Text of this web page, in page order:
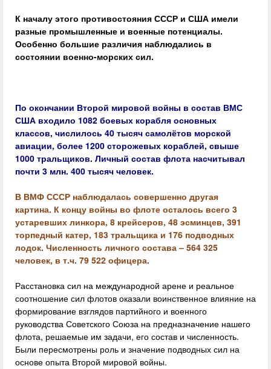
К началу этого противостояния СССР и США имели
разные промышленные и военные потенциалы.
Особенно большие различия наблюдались в
состоянии военно-морских сил.
По окончании Второй мировой войны в состав ВМС
США входило 1082 боевых корабля основных
классов, числилось 40 тысяч самолётов морской
авиации, более 1200 сторожевых кораблей, свыше
1000 тральщиков. Личный состав флота насчитывал
почти 3 млн. 400 тысяч человек.
В ВМФ СССР наблюдалась совершенно другая
картина. К концу войны во флоте осталось всего 3
устаревших линкора, 8 крейсеров, 48 эсминцев, 391
торпедный катер, 183 тральщика и 176 подводных
лодок. Численность личного состава – 564 325
человек, в т.ч. 79 522 офицера.
Расстановка сил на международной арене и реальное
соотношение сил флотов оказали воинственное влияние на
формирование взглядов партийного и военного
руководства Советского Союза на предназначение нашего
флота, решаемые им задачи, его состав и численность.
Были пересмотрены роль и значение подводных сил на
основе опыта Второй мировой войны.